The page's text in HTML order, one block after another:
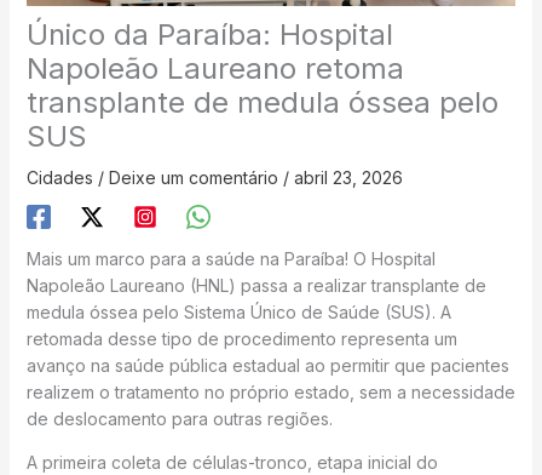
Único da Paraíba: Hospital
Napoleão Laureano retoma
transplante de medula óssea pelo
SUS
Cidades / Deixe um comentário / abril 23, 2026
Mais um marco para a saúde na Paraíba! O Hospital
Napoleão Laureano (HNL) passa a realizar transplante de
medula óssea pelo Sistema Único de Saúde (SUS). A
retomada desse tipo de procedimento representa um
avanço na saúde pública estadual ao permitir que pacientes
realizem o tratamento no próprio estado, sem a necessidade
de deslocamento para outras regiões.
A primeira coleta de células-tronco, etapa inicial do